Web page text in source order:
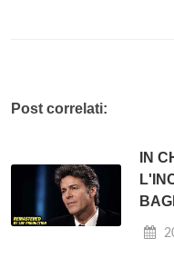
Post correlati:
IN